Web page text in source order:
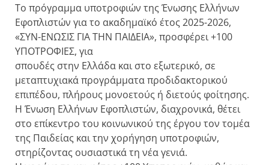
Το πρόγραμμα υποτροφιών της Ένωσης Ελλήνων
Εφοπλιστών για το ακαδημαϊκό έτος 2025-2026,
«ΣΥΝ-ΕΝΩΣΙΣ ΓΙΑ ΤΗΝ ΠΑΙΔΕΙΑ», προσφέρει +100
ΥΠΟΤΡΟΦΙΕΣ, για
σπουδές στην Ελλάδα και στο εξωτερικό, σε
μεταπτυχιακά προγράμματα προδιδακτορικού
επιπέδου, πλήρους μονοετούς ή διετούς φοίτησης.
Η Ένωση Ελλήνων Εφοπλιστών, διαχρονικά, θέτει
στο επίκεντρο του κοινωνικού της έργου τον τομέα
της Παιδείας και την χορήγηση υποτροφιών,
στηρίζοντας ουσιαστικά τη νέα γενιά.